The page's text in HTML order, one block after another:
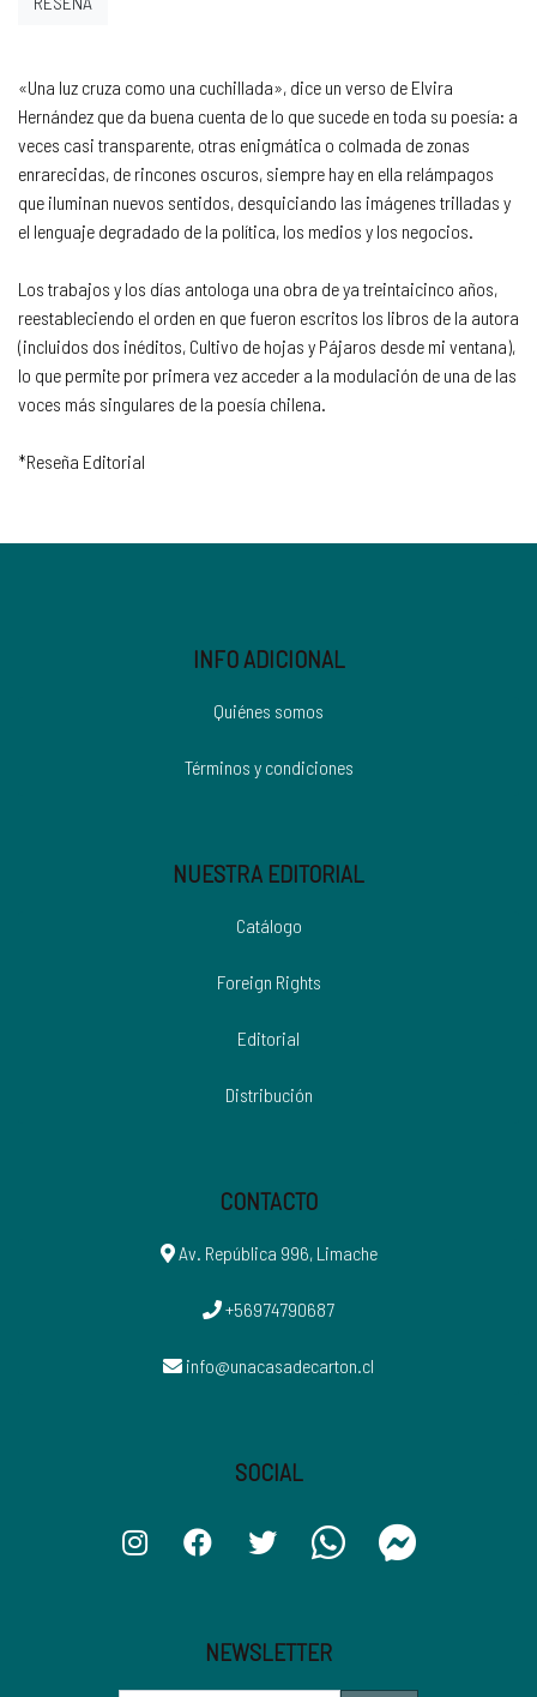
«Una luz cruza como una cuchillada», dice un verso de Elvira
Hernández que da buena cuenta de lo que sucede en toda su poesía: a
veces casi transparente, otras enigmática o colmada de zonas
enrarecidas, de rincones oscuros, siempre hay en ella relámpagos
que iluminan nuevos sentidos, desquiciando las imágenes trilladas y
el lenguaje degradado de la política, los medios y los negocios.
Los trabajos y los días antologa una obra de ya treintaicinco años,
reestableciendo el orden en que fueron escritos los libros de la autora
(incluidos dos inéditos, Cultivo de hojas y Pájaros desde mi ventana),
lo que permite por primera vez acceder a la modulación de una de las
voces más singulares de la poesía chilena.
*Reseña Editorial
INFO ADICIONAL
Quiénes somos
Términos y condiciones
NUESTRA EDITORIAL
Catálogo
Foreign Rights
Editorial
Distribución
CONTACTO
Av. República 996, Limache
+56974790687
info@unacasadecarton.cl
SOCIAL
NEWSLETTER